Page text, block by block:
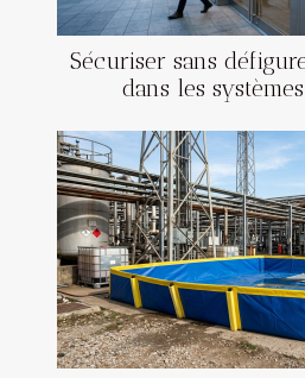
Sécuriser sans
dans les